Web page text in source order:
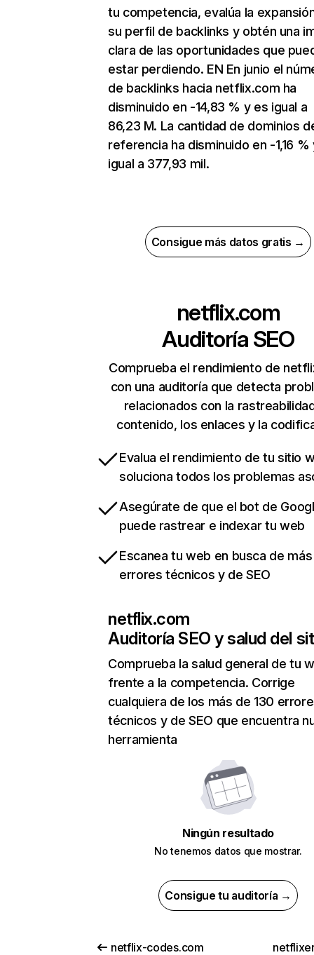
tu competencia, evalúa la
su perfil de backlinks y obtén una
clara de las oportunidades que
estar perdiendo. EN En junio el
de backlinks hacia netflix.com ha
disminuido en -14,83 % y es igual a
86,23 M. La cantidad de dominios
referencia ha disminuido en -1,16 %
igual a 377,93 mil.
Consigue más datos gratis →
netflix.com
Auditoría SEO
Comprueba el rendimiento de
con una auditoría que detecta
relacionados con la
contenido, los enlaces y la
Evalua el rendimiento de tu sitio
soluciona todos los problemas
Asegúrate de que el bot de
puede rastrear e indexar tu web
Escanea tu web en busca de
errores técnicos y de SEO
netflix.com
Auditoría SEO y salud del
Comprueba la salud general de tu
frente a la competencia. Corrige
cualquiera de los más de 130
técnicos y de SEO que encuentra
herramienta
Ningún resultado
No tenemos datos que mostrar.
Consigue tu auditoría →
netflix-codes.com